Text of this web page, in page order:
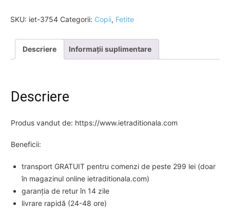
SKU: iet-3754 Categorii: Copii, Fetite
Descriere Informații suplimentare
Descriere
Produs vandut de: https://www.ietraditionala.com
Beneficii:
transport GRATUIT pentru comenzi de peste 299 lei (doar
în magazinul online ietraditionala.com)
garanția de retur în 14 zile
livrare rapidă (24-48 ore)